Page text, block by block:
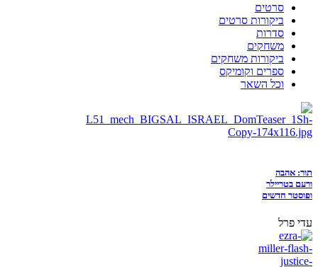
סרטים
ביקורות סרטים
סדרות
משחקים
ביקורות משחקים
ספרים וקומיקס
וכל השאר
תור: אהבה
ורעם בטריילר
ופוסטר חדשים
עדי פרל